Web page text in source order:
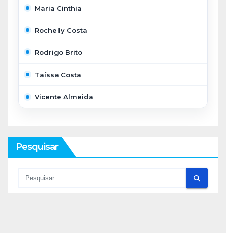
Maria Cinthia
Rochelly Costa
Rodrigo Brito
Taíssa Costa
Vicente Almeida
Pesquisar